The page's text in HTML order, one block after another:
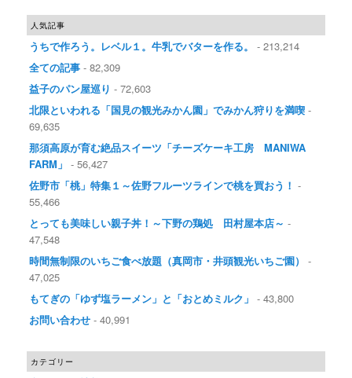
人気記事
うちで作ろう。レベル１。牛乳でバターを作る。
- 213,214
全ての記事 - 82,309
益子のパン屋巡り - 72,603
北限といわれる「国見の観光みかん園」でみかん狩りを満喫 -
69,635
那須高原が育む絶品スイーツ「チーズケーキ工房 MANIWA
FARM」 - 56,427
佐野市「桃」特集１～佐野フルーツラインで桃を買おう！ -
55,466
とっても美味しい親子丼！～下野の鶏処 田村屋本店～ -
47,548
時間無制限のいちご食べ放題（真岡市・井頭観光いちご園）
-
47,025
もてぎの「ゆず塩ラーメン」と「おとめミルク」 - 43,800
お問い合わせ - 40,991
カテゴリー